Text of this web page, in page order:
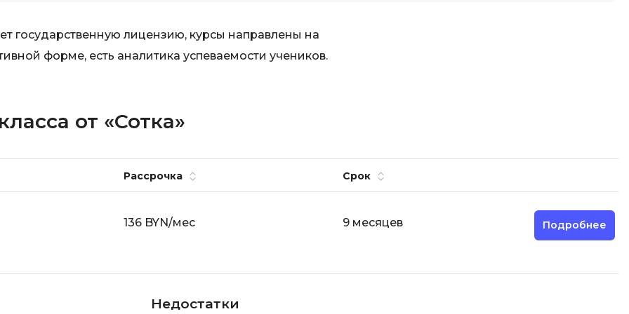
государственную лицензию, курсы направлены на
форме, есть аналитика успеваемости учеников.
от «Сотка»
Рассрочка Срок
136 BYN/мес 9 месяцев Подробнее
Недостатки